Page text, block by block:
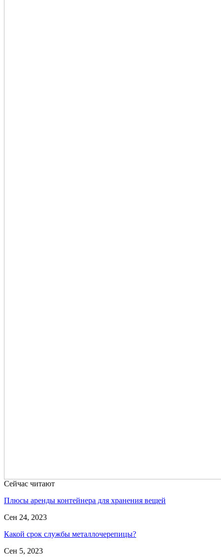
Сейчас читают
Плюсы аренды контейнера для хранения вещей
Сен 24, 2023
Какой срок службы металлочерепицы?
Сен 5, 2023